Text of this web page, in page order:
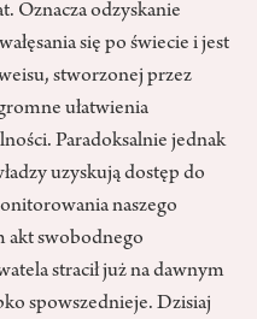
Oznacza odzyskanie
się po świecie i jest
stworzonej przez
ułatwienia
Paradoksalnie jednak
uzyskują dostęp do
naszego
akt swobodnego
stracił już na dawnym
spowszednieje. Dzisiaj